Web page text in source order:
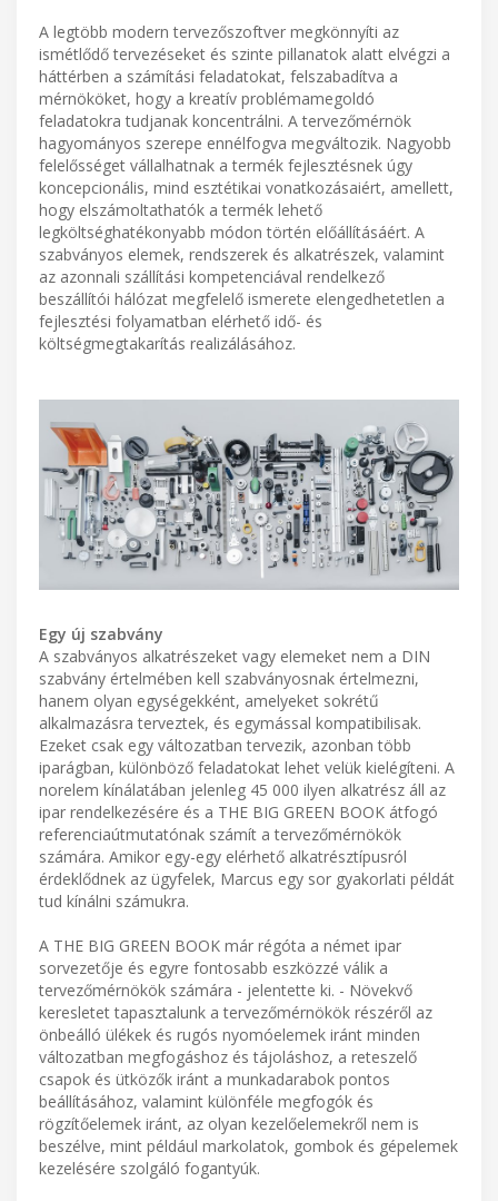
A legtöbb modern tervezőszoftver megkönnyíti az
ismétlődő tervezéseket és szinte pillanatok alatt elvégzi a
háttérben a számítási feladatokat, felszabadítva a
mérnököket, hogy a kreatív problémamegoldó
feladatokra tudjanak koncentrálni. A tervezőmérnök
hagyományos szerepe ennélfogva megváltozik. Nagyobb
felelősséget vállalhatnak a termék fejlesztésnek úgy
koncepcionális, mind esztétikai vonatkozásaiért, amellett,
hogy elszámoltathatók a termék lehető
legköltséghatékonyabb módon történ előállításáért. A
szabványos elemek, rendszerek és alkatrészek, valamint
az azonnali szállítási kompetenciával rendelkező
beszállítói hálózat megfelelő ismerete elengedhetetlen a
fejlesztési folyamatban elérhető idő- és
költségmegtakarítás realizálásához.
Egy új szabvány
A szabványos alkatrészeket vagy elemeket nem a DIN
szabvány értelmében kell szabványosnak értelmezni,
hanem olyan egységekként, amelyeket sokrétű
alkalmazásra terveztek, és egymással kompatibilisak.
Ezeket csak egy változatban tervezik, azonban több
iparágban, különböző feladatokat lehet velük kielégíteni. A
norelem kínálatában jelenleg 45 000 ilyen alkatrész áll az
ipar rendelkezésére és a THE BIG GREEN BOOK átfogó
referenciaútmutatónak számít a tervezőmérnökök
számára. Amikor egy-egy elérhető alkatrésztípusról
érdeklődnek az ügyfelek, Marcus egy sor gyakorlati példát
tud kínálni számukra.
A THE BIG GREEN BOOK már régóta a német ipar
sorvezetője és egyre fontosabb eszközzé válik a
tervezőmérnökök számára - jelentette ki. - Növekvő
keresletet tapasztalunk a tervezőmérnökök részéről az
önbeálló ülékek és rugós nyomóelemek iránt minden
változatban megfogáshoz és tájoláshoz, a reteszelő
csapok és ütközők iránt a munkadarabok pontos
beállításához, valamint különféle megfogók és
rögzítőelemek iránt, az olyan kezelőelemekről nem is
beszélve, mint például markolatok, gombok és gépelemek
kezelésére szolgáló fogantyúk.